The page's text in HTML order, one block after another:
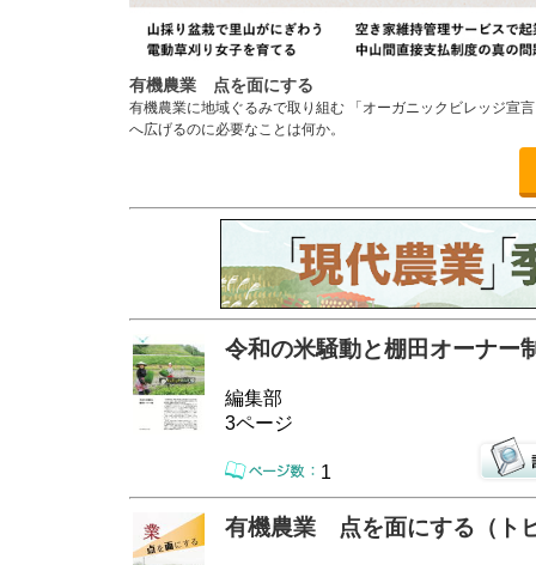
有機農業 点を面にする
有機農業に地域ぐるみで取り組む 「オーガニックビレッジ宣
へ広げるのに必要なことは何か。
令和の米騒動と棚田オーナー
編集部
3ページ
1
有機農業 点を面にする（ト